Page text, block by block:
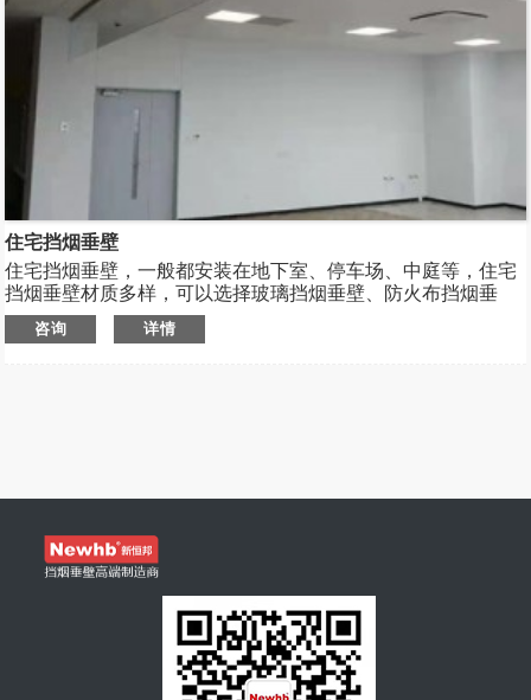
住宅挡烟垂壁
住宅挡烟垂壁，一般都安装在地下室、停车场、中庭等，住宅
挡烟垂壁材质多样，可以选择玻璃挡烟垂壁、防火布挡烟垂
壁、防火玻璃挡烟垂壁、电动挡烟垂壁等，满足多种安装场景
下的使用需求。
咨询 详情